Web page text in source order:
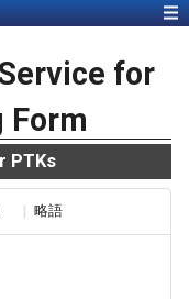
for
Form
PTKs
略語